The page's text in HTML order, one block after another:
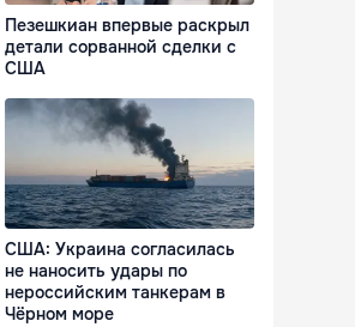
Пезешкиан впервые раскрыл
детали сорванной сделки с
США
США: Украина согласилась
не наносить удары по
нероссийским танкерам в
Чёрном море